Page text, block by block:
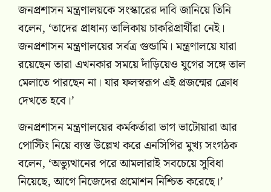
জনপ্রশাসন মন্ত্রণালয়কে সংস্কারের দাবি জানিয়ে তিনি
বলেন, ‘তাদের প্রাধান্য তালিকায় চাকরিপ্রার্থীরা নেই।
জনপ্রশাসন মন্ত্রণালয়ের সর্বত্র গুন্ডামি। মন্ত্রণালয়ে যারা
রয়েছেন তারা এখনকার সময়ে দাঁড়িয়েও যুগের সঙ্গে তাল
মেলাতে পারছেন না। যার ফলস্বরূপ এই প্রজন্মের ক্রোধ
দেখতে হবে।’
জনপ্রশাসন মন্ত্রণালয়ের কর্মকর্তারা ভাগ ভাটোয়ারা আর
পোস্টিং নিয়ে ব্যস্ত উল্লেখ করে এনসিপির মুখ্য সংগঠক
বলেন, ‘অভ্যুত্থানের পরে আমলারাই সবচেয়ে সুবিধা
নিয়েছে, আগে নিজেদের প্রমোশন নিশ্চিত করেছে।’